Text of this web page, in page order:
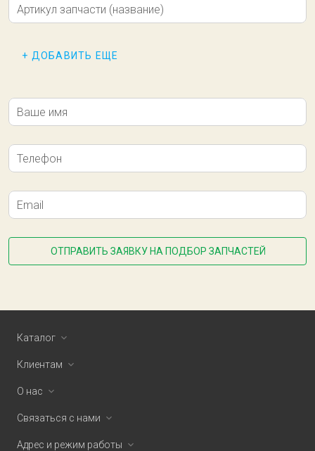
Артикул запчасти (название)
+ ДОБАВИТЬ ЕЩЕ
Ваше имя
Телефон
Email
ОТПРАВИТЬ ЗАЯВКУ НА ПОДБОР ЗАПЧАСТЕЙ
Каталог
Клиентам
О нас
Связаться с нами
Адрес и режим работы